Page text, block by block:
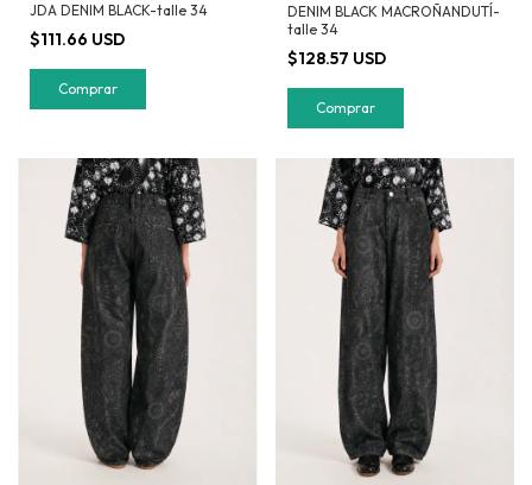
JDA DENIM BLACK-talle 34
$111.66 USD
Comprar
DENIM BLACK MACROÑANDUTÍ-
talle 34
$128.57 USD
Comprar